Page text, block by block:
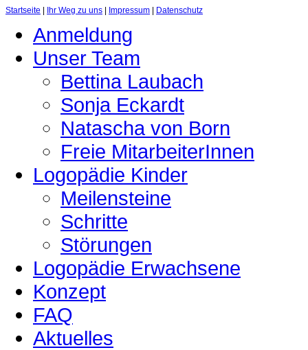
Startseite Ihr Weg zu uns Impressum Datenschutz
Anmeldung
Unser Team
Bettina Laubach
Sonja Eckardt
Natascha von Born
Freie MitarbeiterInnen
Logopädie Kinder
Meilensteine
Schritte
Störungen
Logopädie Erwachsene
Konzept
FAQ
Aktuelles